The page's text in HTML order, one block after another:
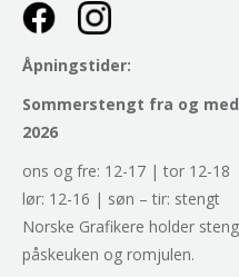
Åpningstider:
Sommerstengt fra og
2026
ons og fre: 12-17 | tor 12-18
lør: 12-16 | søn – tir: stengt
Norske Grafikere holder
påskeuken og romjulen.